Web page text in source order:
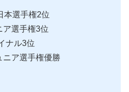
本選手権2位
ア選手権3位
ナル3位
ニア選手権優勝